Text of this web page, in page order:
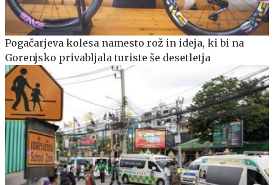
Pogačarjeva kolesa namesto rož in ideja, ki bi na
Gorenjsko privabljala turiste še desetletja